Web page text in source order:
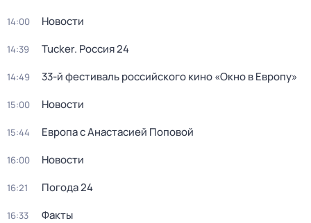
14:00 Новости
14:39 Tucker. Россия 24
14:49 33-й фестиваль российского кино «Окно в Европу»
15:00 Новости
15:44 Европа с Анастасией Поповой
16:00 Новости
16:21 Погода 24
16:33 Факты